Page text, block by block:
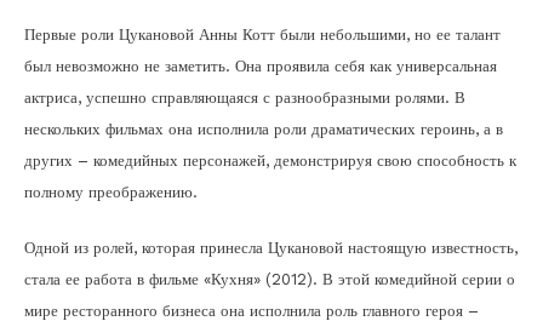
Первые роли Цукановой Анны Котт были небольшими, но ее талант
был невозможно не заметить. Она проявила себя как универсальная
актриса, успешно справляющаяся с разнообразными ролями. В
нескольких фильмах она исполнила роли драматических героинь, а в
других – комедийных персонажей, демонстрируя свою способность к
полному преображению.
Одной из ролей, которая принесла Цукановой настоящую известность,
стала ее работа в фильме «Кухня» (2012). В этой комедийной серии о
мире ресторанного бизнеса она исполнила роль главного героя –